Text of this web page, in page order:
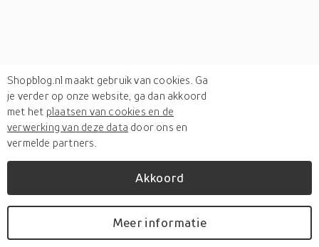
Verkengerelateerde categorieën
Shopblog.nl maakt gebruik van cookies. Ga
je verder op onze website, ga dan akkoord
met het plaatsen van cookies en de
verwerking van deze data door ons en
vermelde partners.
Akkoord
Meer informatie